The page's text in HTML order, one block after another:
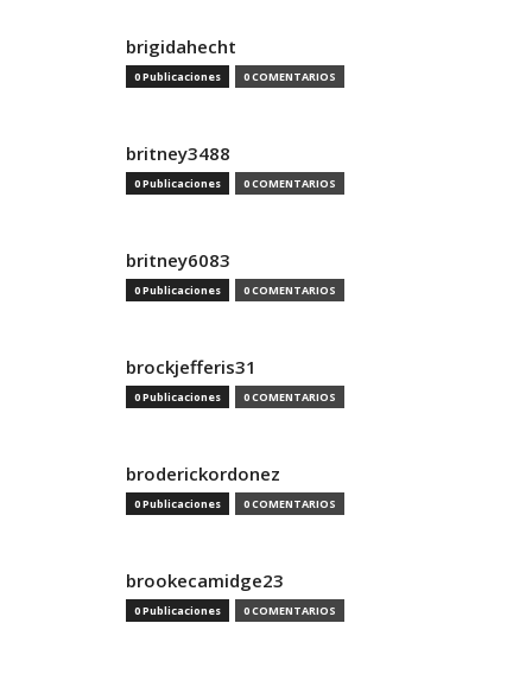
brigidahecht
0 Publicaciones 0 COMENTARIOS
britney3488
0 Publicaciones 0 COMENTARIOS
britney6083
0 Publicaciones 0 COMENTARIOS
brockjefferis31
0 Publicaciones 0 COMENTARIOS
broderickordonez
0 Publicaciones 0 COMENTARIOS
brookecamidge23
0 Publicaciones 0 COMENTARIOS